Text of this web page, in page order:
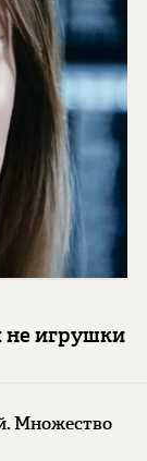
игрушки
Множество